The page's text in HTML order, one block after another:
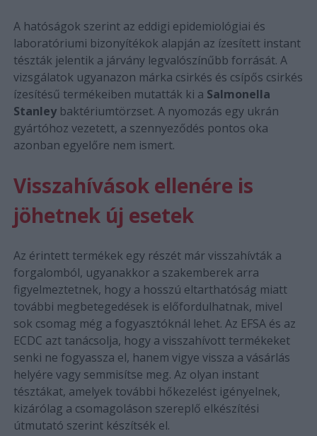
A hatóságok szerint az eddigi epidemiológiai és
laboratóriumi bizonyítékok alapján az ízesített instant
tészták jelentik a járvány legvalószínűbb forrását. A
vizsgálatok ugyanazon márka csirkés és csípős csirkés
ízesítésű termékeiben mutatták ki a Salmonella
Stanleybaktériumtörzset. A nyomozás egy ukrán
gyártóhoz vezetett, a szennyeződés pontos oka
azonban egyelőre nem ismert.
Visszahívások ellenére is
jöhetnek új esetek
Az érintett termékek egy részét már visszahívták a
forgalomból, ugyanakkor a szakemberek arra
figyelmeztetnek, hogy a hosszú eltarthatóság miatt
további megbetegedések is előfordulhatnak, mivel
sok csomag még a fogyasztóknál lehet. Az EFSA és az
ECDC azt tanácsolja, hogy a visszahívott termékeket
senki ne fogyassza el, hanem vigye vissza a vásárlás
helyére vagy semmisítse meg. Az olyan instant
tésztákat, amelyek további hőkezelést igényelnek,
kizárólag a csomagoláson szereplő elkészítési
útmutató szerint készítsék el.